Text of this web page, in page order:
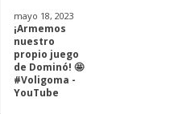
mayo 18, 2023
¡Armemos
nuestro
propio juego
de Dominó! 🤩
#Voligoma -
YouTube